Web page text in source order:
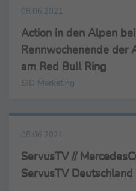
08.06.2021
Action in den Alpen
Rennwochenende der
am Red Bull Ring
SID Marketing
08.06.2021
ServusTV //
ServusTV Deutschland